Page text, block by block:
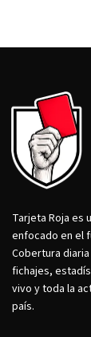
Tarjeta Roja es
enfocado en el
Cobertura diaria
fichajes,
vivo y toda la
país.